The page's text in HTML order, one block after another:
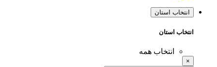
انتخاب استان
انتخاب استان
انتخاب همه
×